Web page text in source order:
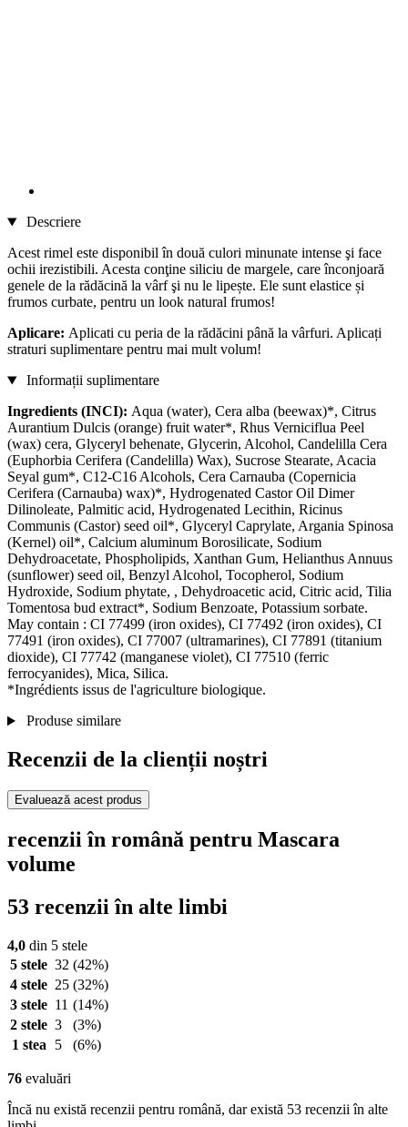
Descriere
Acest rimel este disponibil în două culori minunate intense şi face
ochii irezistibili. Acesta conţine siliciu de margele, care înconjoară
genele de la rădăcină la vârf şi nu le lipește. Ele sunt elastice și
frumos curbate, pentru un look natural frumos!
Aplicare: Aplicati cu peria de la rădăcini până la vârfuri. Aplicați
straturi suplimentare pentru mai mult volum!
Informații suplimentare
Ingredients (INCI): Aqua (water), Cera alba (beewax)*, Citrus
Aurantium Dulcis (orange) fruit water*, Rhus Verniciflua Peel
(wax) cera, Glyceryl behenate, Glycerin, Alcohol, Candelilla Cera
(Euphorbia Cerifera (Candelilla) Wax), Sucrose Stearate, Acacia
Seyal gum*, C12-C16 Alcohols, Cera Carnauba (Copernicia
Cerifera (Carnauba) wax)*, Hydrogenated Castor Oil Dimer
Dilinoleate, Palmitic acid, Hydrogenated Lecithin, Ricinus
Communis (Castor) seed oil*, Glyceryl Caprylate, Argania Spinosa
(Kernel) oil*, Calcium aluminum Borosilicate, Sodium
Dehydroacetate, Phospholipids, Xanthan Gum, Helianthus Annuus
(sunflower) seed oil, Benzyl Alcohol, Tocopherol, Sodium
Hydroxide, Sodium phytate, , Dehydroacetic acid, Citric acid, Tilia
Tomentosa bud extract*, Sodium Benzoate, Potassium sorbate.
May contain : CI 77499 (iron oxides), CI 77492 (iron oxides), CI
77491 (iron oxides), CI 77007 (ultramarines), CI 77891 (titanium
dioxide), CI 77742 (manganese violet), CI 77510 (ferric
ferrocyanides), Mica, Silica.
*Ingrédients issus de l'agriculture biologique.
Produse similare
Recenzii de la clienții noștri
Evaluează acest produs
recenzii în română pentru Mascara
volume
53 recenzii în alte limbi
4,0 din 5 stele
5 stele 32 (42%)
4 stele 25 (32%)
3 stele 11 (14%)
2 stele 3
(3%)
1 stea
5 (6%)
76 evaluări
Încă nu există recenzii pentru română, dar există 53 recenzii în alte